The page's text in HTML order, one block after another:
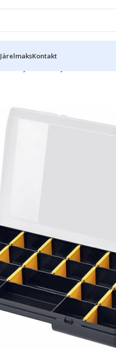
JärelmaksKontakt